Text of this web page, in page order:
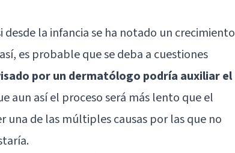
la infancia se ha notado un crecimiento
es probable que se deba a cuestiones
por un dermatólogo podría auxiliar el
aun así el proceso será más lento que el
una de las múltiples causas por las que no